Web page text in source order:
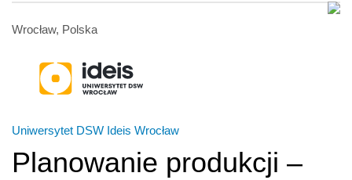
Wrocław, Polska
Uniwersytet DSW Ideis Wrocław
Planowanie produkcji –